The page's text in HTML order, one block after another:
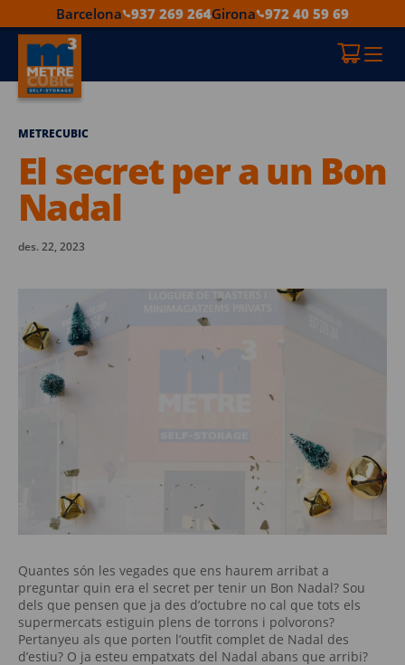
Barcelona 937 269 264Girona 972 40 59 69
METRECUBIC
El secret per a un Bon
Nadal
des. 22, 2023
Quantes són les vegades que ens haurem arribat a
preguntar quin era el secret per tenir un Bon Nadal? Sou
dels que pensen que ja des d’octubre no cal que tots els
supermercats estiguin plens de torrons i polvorons?
Pertanyeu als que porten l’outfit complet de Nadal des
d’estiu? O ja esteu empatxats del Nadal abans que arribi?